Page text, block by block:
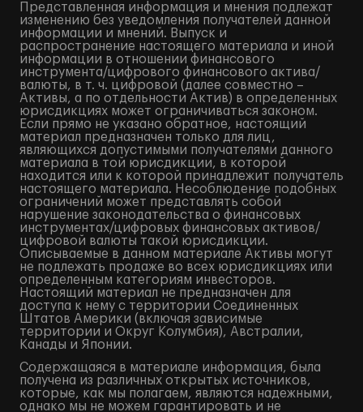
Представленная информация и мнения подлежат
изменению без уведомления получателей данной
информации и мнений. Выпуск и
распространение настоящего материала и иной
информации в отношении финансового
инструмента/цифрового финансового актива/
валюты, в т. ч. цифровой (далее совместно –
Активы, а по отдельности Актив) в определенных
юрисдикциях может ограничиваться законом.
Если прямо не указано обратное, настоящий
материал предназначен только для лиц,
являющихся допустимыми получателями данного
материала в той юрисдикции, в которой
находится или к которой принадлежит получатель
настоящего материала. Несоблюдение подобных
ограничений может представлять собой
нарушение законодательства о финансовых
инструментах/цифровых финансовых активов/
цифровой валюты такой юрисдикции.
Описываемые в данном материале Активы могут
не подлежать продаже во всех юрисдикциях или
определенным категориям инвесторов.
Настоящий материал не предназначен для
доступа к нему с территории Соединенных
Штатов Америки (включая зависимые
территории и Округ Колумбия), Австралии,
Канады и Японии.
Содержащаяся в материале информация, была
получена из различных открытых источников,
которые, как мы полагаем, являются надежными,
однако мы не можем гарантировать и не